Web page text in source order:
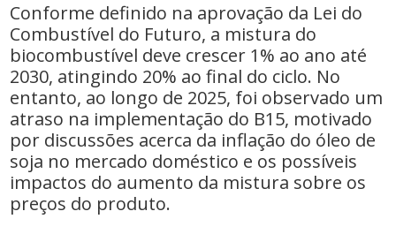
Conforme definido na aprovação da Lei do
Combustível do Futuro, a mistura do
biocombustível deve crescer 1% ao ano até
2030, atingindo 20% ao final do ciclo. No
entanto, ao longo de 2025, foi observado um
atraso na implementação do B15, motivado
por discussões acerca da inflação do óleo de
soja no mercado doméstico e os possíveis
impactos do aumento da mistura sobre os
preços do produto.